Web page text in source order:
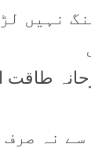
نہیں لڑ
طاقت
نہ